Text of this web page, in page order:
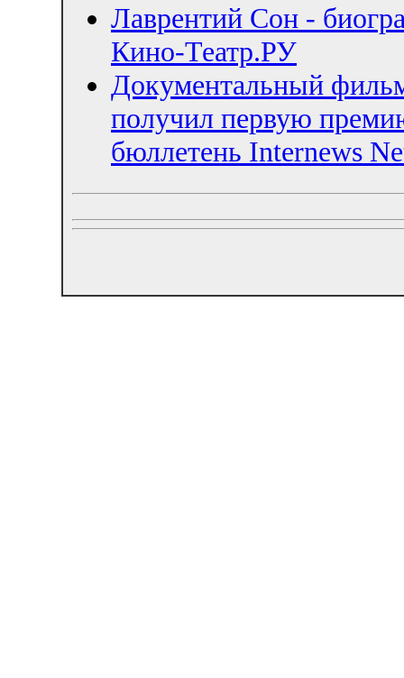
Лаврентий Сон -
Кино-Театр.РУ
Документальный
получил первую
бюллетень Internews